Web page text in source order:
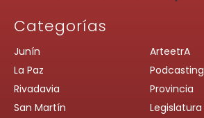
Categorías
Junín
La Paz
Rivadavia
San Martín
ArteetrA
Podcasting
Provincia
Legislatura